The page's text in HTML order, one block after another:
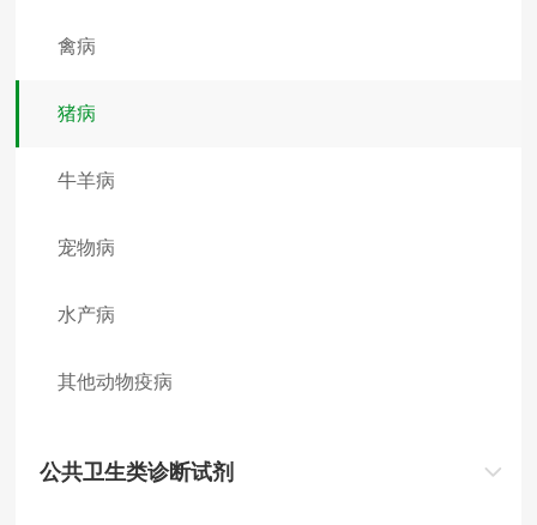
禽病
猪病
牛羊病
宠物病
水产病
其他动物疫病
公共卫生类诊断试剂